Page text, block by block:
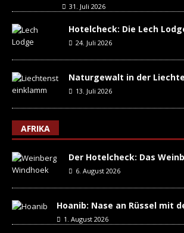
31. Juli 2026
Hotelcheck: Die Lech
24. Juli 2026
Naturgewalt in der
13. Juli 2026
AFRIKA
Der Hotelcheck: Das
6. August 2026
Hoanib: Nase an Rüssel mit
1. August 2026